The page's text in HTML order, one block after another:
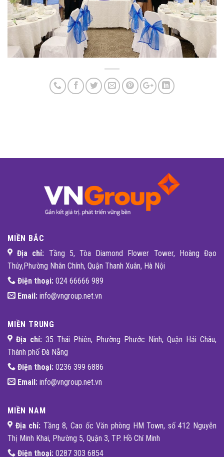
MIỀN BẮC
Địa chỉ: Tầng 5, Tòa Diamond Flower Tower, Hoàng Đạo
Thúy,Phường Nhân Chính, Quận Thanh Xuân, Hà Nội
Điện thoại: 024 66666 989
Email: info@vngroup.net.vn
MIỀN TRUNG
Địa chỉ: 35 Thái Phiên, Phường Phước Ninh, Quận Hải Châu,
Thành phố Đà Nẵng
Điện thoại: 0236 399 6886
Email: info@vngroup.net.vn
MIỀN NAM
Địa chỉ: Tầng 8, Cao ốc Văn phòng HM Town, số 412 Nguyễn
Thị Minh Khai, Phường 5, Quận 3, TP. Hồ Chí Minh
Điện thoại: 0287 303 6854